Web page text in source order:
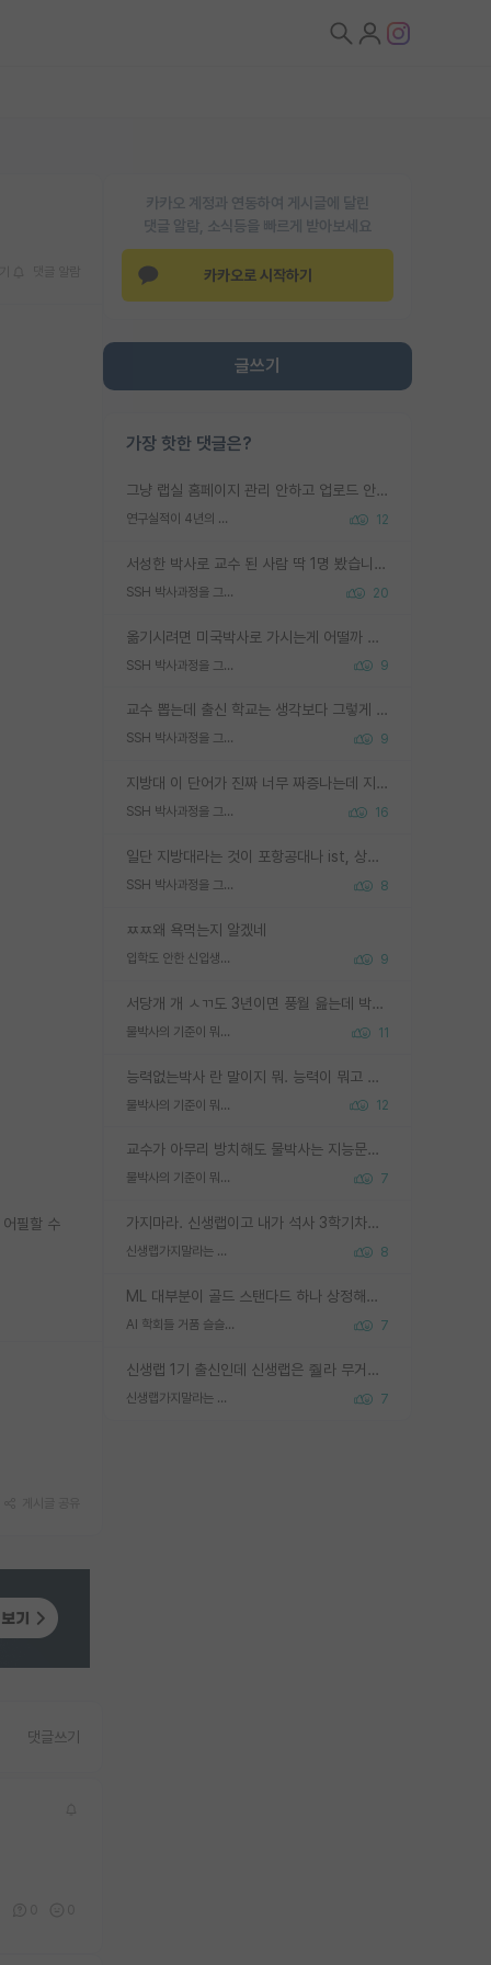
카카오 계정과 연동하여 게시글에 달린
댓글 알람, 소식등을 빠르게 받아보세요
카카오로 시작하기
글쓰기
가장 핫한 댓글은?
그냥 랩실 홈페이지 관리 안하고 업로드 안한거 아님?
연구실적이 4년의 공백이 있는거 어떻게 생각하냐 12
서성한 박사로 교수 된 사람 딱 1명 봤습니다. 근데 지방대 박사로 교수된 거는 기적이 일어나야되요. 서성한 학부부터여도 빡센게 교수임용일텐데 지방대박사로 무슨 교수가 되나요...... 중소기업/중견기업 팀장급/연구소장급이나 될거 같네요.
SSH 박사과정을 그만두고 지방대 박사로 옮기면 교수의 꿈은 끝일까요? 20
옮기시려면 미국박사로 가시는게 어떨까 싶네요. 교수가 꿈이면 미국박사 하고 미국교수 까지 같이 노리시는게 기회가 많지 않을까요?
SSH 박사과정을 그만두고 지방대 박사로 옮기면 교수의 꿈은 끝일까요? 9
교수 뽑는데 출신 학교는 생각보다 그렇게 안 봄. 앞으로는 더 안 보게 될거임. 박사는 어디서 진행해도 됨. 단, 제대로 쌓고 좋은 실적 만들 수 있다면. 그런데 지방대는 그럴 가능성이 지극히 낮음. 나만 열심히 잘 하면 된다? 인간은 주변 환경에 지배되는 나약한 존재임. 주변의 지방대 대학원생과 섞이고 지방 특유의 여유로움 또는 나쁘게 얘기해서 나태함에 젖어 살다보면 교수의 꿈 자체를 잊어버리게 될 가능성도 있음. 주변 환경이 70~80%임.
SSH 박사과정을 그만두고 지방대 박사로 옮기면 교수의 꿈은 끝일까요? 9
지방대 이 단어가 진짜 너무 짜증나는데 지방대면 다 그냥 쓰레기인가요? 무슨 말 같지도 않은 댓글들이 있는건지??? 지방에도 충분히 좋은 대학 많고 충분히 잘하는 교수님들 많습니다 포항공대 4개 IST 대표 지거국들 여기 모두 다 지방에 있고 여기 출신들 중에 교수하는 분들 적지 않습니다 지거국 출신이 무슨 교수를 하냐?라고 생각할 사람들 많은데 상위 대표 지거국에 아웃라이어들 많습니다 결국 개인의 연구역량과 실적이 중요합니다 이 역량을 펼치는데 있어서 지도교수와의 합도 중요합니다. 그리고 경력이 필요하면 해외포닥까지 다녀오세요
SSH 박사과정을 그만두고 지방대 박사로 옮기면 교수의 꿈은 끝일까요? 16
일단 지방대라는 것이 포항공대나 ist, 상위 지거국은 아니라고 생각하겠습니다. 그런곳은 서성한에 비해 소위 대학 네임밸류가 크게 뒤떨어지지는 않으니까요. 대학 이름이 중요하냐? 당연합니다. 대학 이름이 좋아서 좋은 아웃풋이 나오는 것이냐, 좋은 대학은 좋은 사람과 좋은 기회가 몰려있으니 아웃풋도 자연스럽게 좋아지는 것이냐? 대답하기 어려운 문제입니다. 아직 한국 사회에서 학벌을 보는 것도, 특히 이공계를 중심으로 학벌보다는 실적 위주라는 분위기가 형성되는 것도 사실입니다. 지방대 출신으로 전임교수가 될수 있느냐? 가능 불가능을 따지면 당연히 가능입니다. 지방대 박사 출신으로 전임교원이 된 경우가 실제로 있으니까요. 현실적인 가능성이 있느냐? 지금 이정도 대학의 교수가 되고싶다고 생각되는 대학 들어가서 컴공과 교수 목록 켜고 박사 어디서 받았는지 쭉 한번 보세요. 냉정하게 지방대 출신인 분들이 많지는 않으실겁니다.
SSH 박사과정을 그만두고 지방대 박사로 옮기면 교수의 꿈은 끝일까요? 8
ㅉㅉ왜 욕먹는지 알겠네
입학도 안한 신입생이 원래 관심을 받나요 9
서당개 개 ㅅㄲ도 3년이면 풍월 읊는데 박사 5년 이상 대리고 있으면서 물된건 교수 탓 맞는ㄱ게 거기가 서당이 아니란 소리임
물박사의 기준이 뭐임? 11
능력없는박사 란 말이지 뭐. 능력이 뭐고 능력이 있다는게 뭔지는 사람마다 기준이 다르니까 얘기해봐야 서로 자기 기준만 얘기해서 논쟁이 끝이 안나고. 주위에서 능력있고 야심있는 신입생이 교수가 유의미한 피드백을 아예 안주면서 제대로된 과제에 참여해볼 기회도 제공하지 않고 잡일 뺑뺑이만 돌려서 맨날 단순작업만 하면서 밤새다가 눈빛이 점점 죽어가는걸 본 사람은 물박사는 교수탓이라고 하고, 교수는 이것저것 알려도 주고 기회도 주고 사수 동기 붙여주면서 어떻게든 끌고가려고 하는데 본인이 매일 뺀질거리면서 출근 하는둥마는둥 하다가 기껏 와서도 폰이나 쳐다보다가 실험 망치고 저녁약속있어서 먼저 가볼게요~ 하는걸 본 사람은 물박사는 본인탓이라고 함.
물박사의 기준이 뭐임? 12
교수가 아무리 방치해도 물박사는 지능문제고 본인 의지 문제임. 만물 교수탓 하는 애들이 이상한거임.
물박사의 기준이 뭐임? 7
가지마라. 신생랩이고 내가 석사 3학기차인데 최고참인데 나도 아무것도 모르는데 교수가 후배들 왜 논문 교육 안시키냐. 논문 왜 안 써오냐 닦달한다
신생랩가지말라는 이유가 있었구나 8
ML 대부분이 골드 스탠다드 하나 상정해놓고 (벤치마크 데이터셋이 여러 개면 여러 개 상정) 그거 얼마나 잘 맞추나 싸움임 가끔 번뜩이는 설계 철학을 보여주는 논문들도 있지만 대부분 그거 성적 얼마나 더 올리느라에 혈안이 되어 있는 측면이 잇음
AI 학회들 거품 슬슬 지적이 나오네요 7
신생랩 1기 출신인데 신생랩은 줠라 무거운 바벨 같은거임. 들면 대박인데 못들면 깔려 죽음. 아무도 알려주지 않는 환경에서 자생해야하지만, 일단 살아남았다면 그 어떤 사람보다 악착같고 생존력 높은 사람으로 거듭날 수 있음
신생랩가지말라는 이유가 있었구나 7
필할 수
댓글쓰기